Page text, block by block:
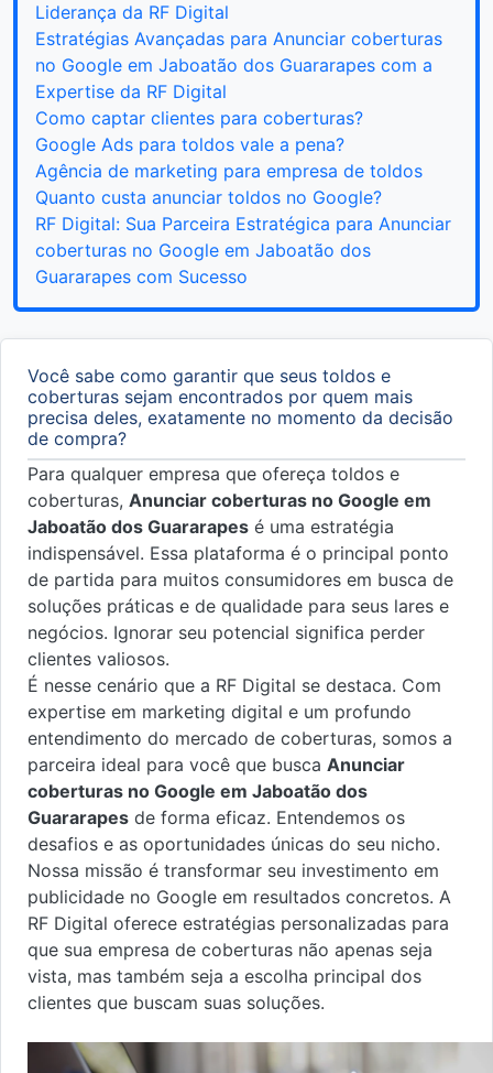
Liderança da RF Digital
Estratégias Avançadas para Anunciar coberturas
no Google em Jaboatão dos Guararapes com a
Expertise da RF Digital
Como captar clientes para coberturas?
Google Ads para toldos vale a pena?
Agência de marketing para empresa de toldos
Quanto custa anunciar toldos no Google?
RF Digital: Sua Parceira Estratégica para Anunciar
coberturas no Google em Jaboatão dos
Guararapes com Sucesso
Você sabe como garantir que seus toldos e
coberturas sejam encontrados por quem mais
precisa deles, exatamente no momento da decisão
de compra?
Para qualquer empresa que ofereça toldos e
coberturas, Anunciar coberturas no Google em
Jaboatão dos Guararapes é uma estratégia
indispensável. Essa plataforma é o principal ponto
de partida para muitos consumidores em busca de
soluções práticas e de qualidade para seus lares e
negócios. Ignorar seu potencial significa perder
clientes valiosos.
É nesse cenário que a RF Digital se destaca. Com
expertise em marketing digital e um profundo
entendimento do mercado de coberturas, somos a
parceira ideal para você que busca Anunciar
coberturas no Google em Jaboatão dos
Guararapes de forma eficaz. Entendemos os
desafios e as oportunidades únicas do seu nicho.
Nossa missão é transformar seu investimento em
publicidade no Google em resultados concretos. A
RF Digital oferece estratégias personalizadas para
que sua empresa de coberturas não apenas seja
vista, mas também seja a escolha principal dos
clientes que buscam suas soluções.